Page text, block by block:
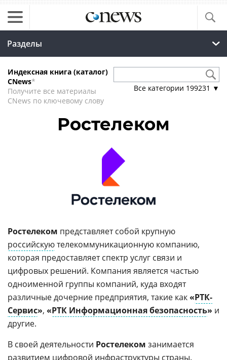
Разделы
Индексная книга (каталог)
CNews*
Получите все материалы
CNews по ключевому слову
Все категории 199231 ▼
Ростелеком
Ростелеком представляет собой крупную
российскуютелекоммуникационную компанию,
которая предоставляет спектр услуг связи и
цифровых решений. Компания является частью
одноименной группы компаний, куда входят
различные дочерние предприятия, такие как«РТК-
Сервис», «РТК Информационная безопасность» и
другие.
В своей деятельности Ростелеком занимается
развитием цифровой инфраструктуры страны.